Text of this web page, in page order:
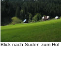
Blick nach Süden zum